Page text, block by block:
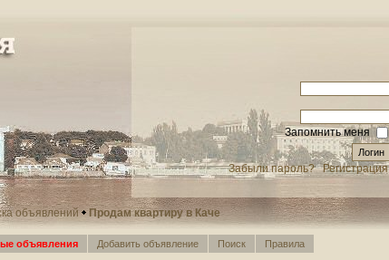
Запомнить меня
Забыли пароль? Регистрация
объявлений Продам квартиру в Каче
объявления Добавить объявление Поиск
Правила